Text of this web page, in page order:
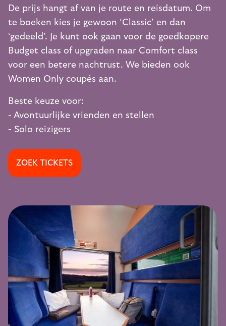
De prijs hangt af van je route en reisdatum. Om
te boeken kies je gewoon ‘Classic’ en dan
‘gedeeld’. Je kunt ook gaan voor de goedkopere
Budget class of upgraden naar Comfort class
voor een betere nachtrust. We bieden ook
Women Only coupés aan.
Beste keuze voor:
- Avontuurlijke vrienden en stellen
- Solo reizigers
ZOEK TICKETS